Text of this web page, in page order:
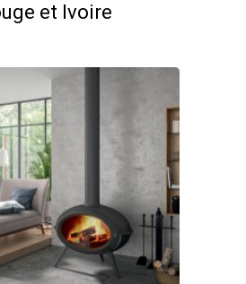
et Ivoire